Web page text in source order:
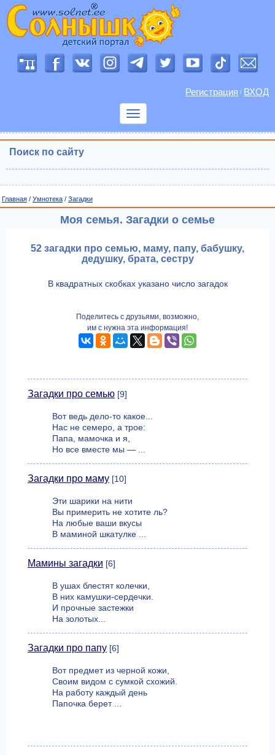
Регистрация / ВХОД
Показать
Поиск по сайту
Главная / Умнотека / Загадки
Моя семья. Загадки о семье
52 загадки про семью, маму, папу, бабушку,
дедушку, брата, сестру
В квадратных скобках указано число загадок
Поделитесь с друзьями, возможно,
им с нужна эта информация!
Загадки про семью[9]
Вот ведь дело-то какое...
Нас не семеро, а трое:
Папа, мамочка и я,
Но все вместе мы — ...
Загадки про маму[10]
Эти шарики на нити
Вы примерить не хотите ль?
На любые ваши вкусы
В маминой шкатулке ...
Мамины загадки [6]
В ушах блестят колечки,
В них камушки-сердечки.
И прочные застежки
На золотых...
Загадки про папу[6]
Вот предмет из черной кожи,
Своим видом с сумкой схожий.
На работу каждый день
Папочка берет ...